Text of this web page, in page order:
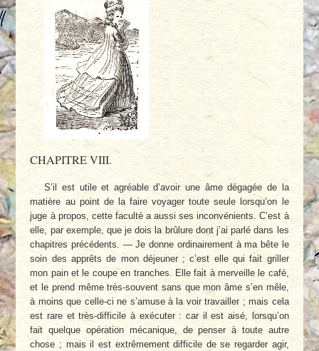
CHAPITRE VIII.
S’il est utile et agréable d’avoir une âme dégagée de la
matière au point de la faire voyager toute seule lorsqu’on le
juge à propos, cette faculté a aussi ses inconvénients. C’est à
elle, par exemple, que je dois la brûlure dont j’ai parlé dans les
chapitres précédents. — Je donne ordinairement à ma bête le
soin des apprêts de mon déjeuner ; c’est elle qui fait griller
mon pain et le coupe en tranches. Elle fait à merveille le café,
et le prend même très-souvent sans que mon âme s’en mêle,
à moins que celle-ci ne s’amuse à la voir travailler ; mais cela
est rare et très-difficile à exécuter : car il est aisé, lorsqu’on
fait quelque opération mécanique, de penser à toute autre
chose ; mais il est extrêmement difficile de se regarder agir,